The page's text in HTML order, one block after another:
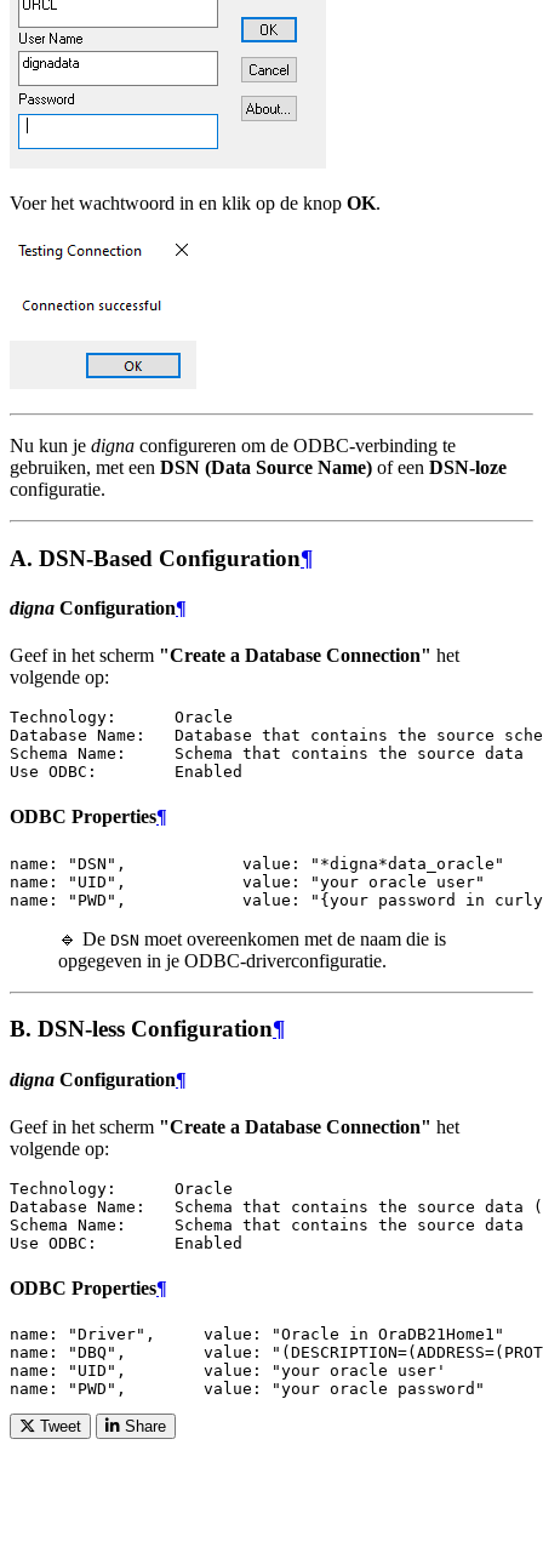
Voer het wachtwoord in en klik op de knop OK.
Nu kun je digna configureren om de ODBC-verbinding te
gebruiken, met een DSN (Data Source Name) of een DSN-loze
configuratie.
A. DSN-Based Configuration¶
digna Configuration¶
Geef in het scherm "Create a Database Connection" het
volgende op:
Technology:      Oracle
Database Name:   Database that contains the source
Schema Name:     Schema that contains the source data
ODBC Properties¶
name: "DSN",            value: "*digna*data_oracle"
name: "UID",            value: "your oracle user"
🔹 De DSN moet overeenkomen met de naam die is
opgegeven in je ODBC-driverconfiguratie.
B. DSN-less Configuration¶
digna Configuration¶
Geef in het scherm "Create a Database Connection" het
volgende op:
Technology:      Oracle
Database Name:   Schema that contains the source data
Schema Name:     Schema that contains the source data
ODBC Properties¶
name: "Driver",     value: "Oracle in OraDB21Home1"
name: "DBQ",        value:
name: "UID",        value: "your oracle user'
Tweet Share